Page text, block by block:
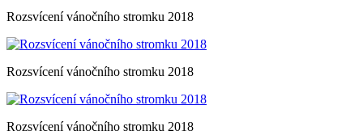
Rozsvícení vánočního stromku 2018
Rozsvícení vánočního stromku 2018
Rozsvícení vánočního stromku 2018